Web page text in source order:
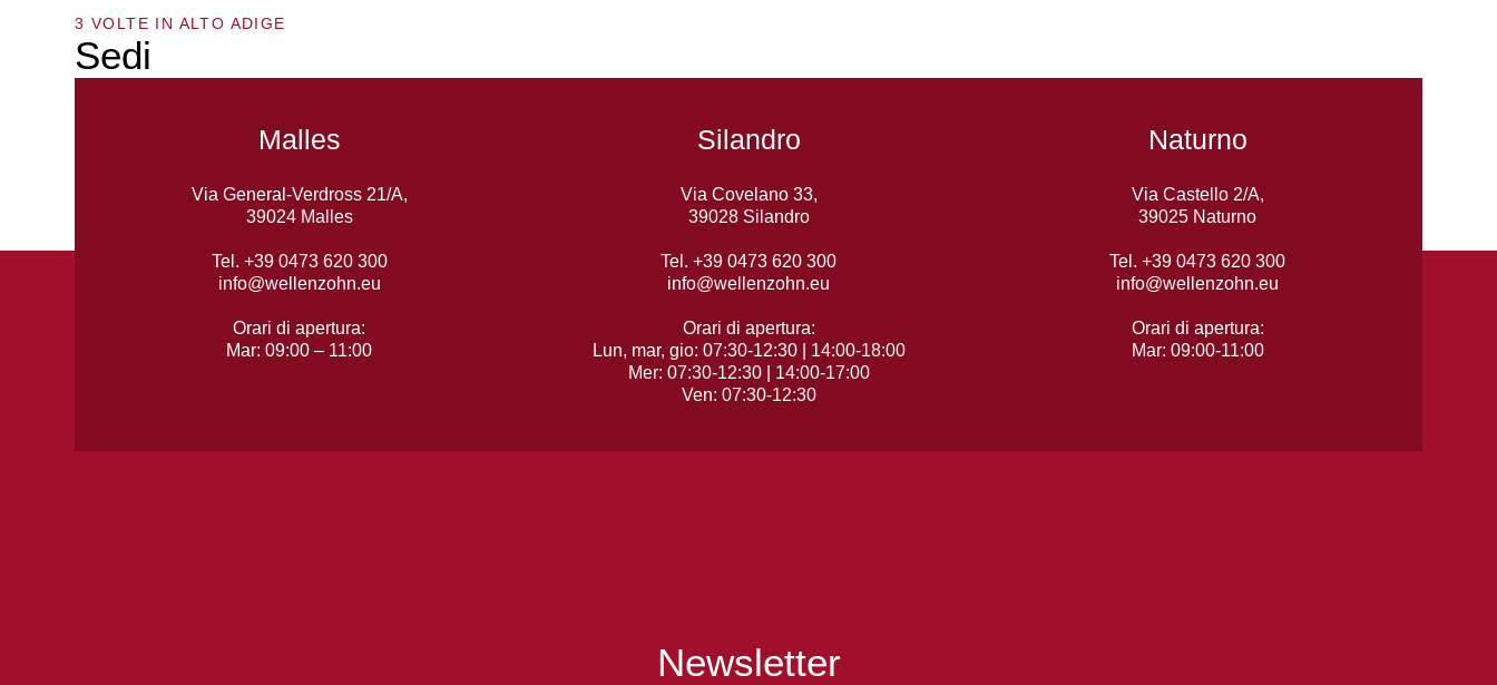
3 VOLTE IN ALTO ADIGE
Sedi
Malles
Via General-Verdross 21/A,
39024 Malles
Tel. +39 0473 620 300
info@wellenzohn.eu
Orari di apertura:
Mar: 09:00 – 11:00
Silandro
Via Covelano 33,
39028 Silandro
Tel. +39 0473 620 300
info@wellenzohn.eu
Orari di apertura:
Lun, mar, gio: 07:30-12:30 | 14:00-18:00
Mer: 07:30-12:30 | 14:00-17:00
Ven: 07:30-12:30
Naturno
Via Castello 2/A,
39025 Naturno
Tel. +39 0473 620 300
info@wellenzohn.eu
Orari di apertura:
Mar: 09:00-11:00
Newsletter